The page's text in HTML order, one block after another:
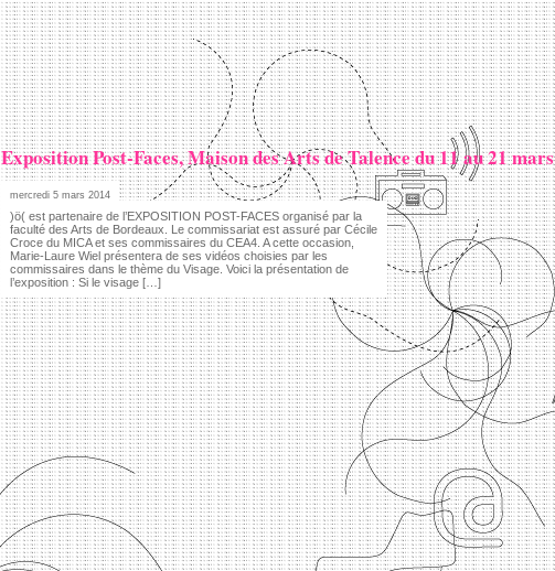
Exposition Post-Faces, Maison des Arts de Talence du 11 au 21 mars
mercredi 5 mars 2014
)ö( est partenaire de l’EXPOSITION POST-FACES organisé par la
faculté des Arts de Bordeaux. Le commissariat est assuré par Cécile
Croce du MICA et ses commissaires du CEA4. A cette occasion,
Marie-Laure Wiel présentera de ses vidéos choisies par les
commissaires dans le thème du Visage. Voici la présentation de
l’exposition : Si le visage […]